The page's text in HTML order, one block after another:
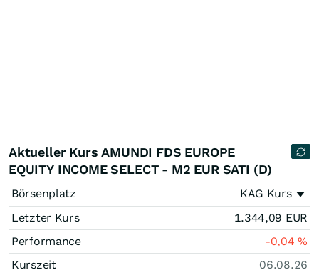
Aktueller Kurs AMUNDI FDS EUROPE
EQUITY INCOME SELECT - M2 EUR SATI (D)
Börsenplatz
KAG Kurs
Letzter Kurs
1.344,09 EUR
Performance
-0,04%
Kurszeit
06.08.26